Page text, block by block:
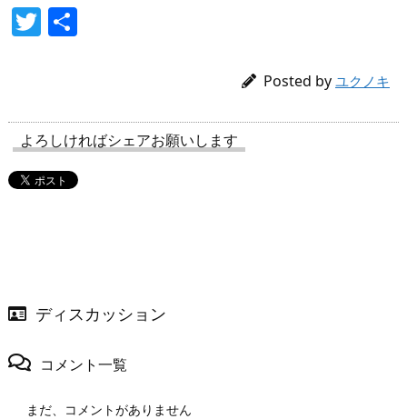
T
Posted by ユクノキ
よろしければシェアお願いします
ディスカッション
コメント一覧
まだ、コメントがありません